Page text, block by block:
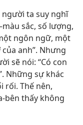
ta suy nghĩ
sắc, số lượng,
ngôn ngữ, một
của anh”. Nhưng
sẽ nói: “Có con
Những sự khác
rối. Thế nên,
bên thấy không